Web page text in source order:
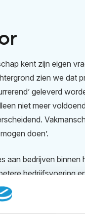
kent zijn eigen
zien we dat
geleverd
niet meer
doen’.
aan bedrijven binnen
bedrijfsvoering
we met heldere
zijn groei,
persoonlijk